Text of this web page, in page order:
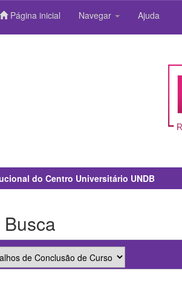
Página inicial Navegar Ajuda
do Centro Universitário UNDB